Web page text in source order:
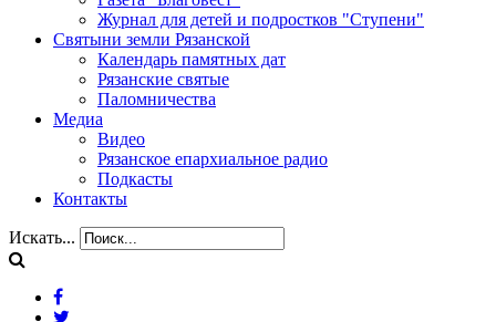
Журнал для детей и подростков "Ступени"
Святыни земли Рязанской
Календарь памятных дат
Рязанские святые
Паломничества
Медиа
Видео
Рязанское епархиальное радио
Подкасты
Контакты
Искать...